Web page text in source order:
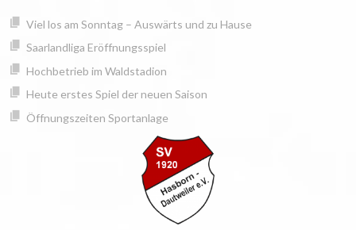
springen
zum
Inhalt
Viel los am Sonntag – Auswärts und zu Hause
Saarlandliga Eröffnungsspiel
Hochbetrieb im Waldstadion
Heute erstes Spiel der neuen Saison
Öffnungszeiten Sportanlage